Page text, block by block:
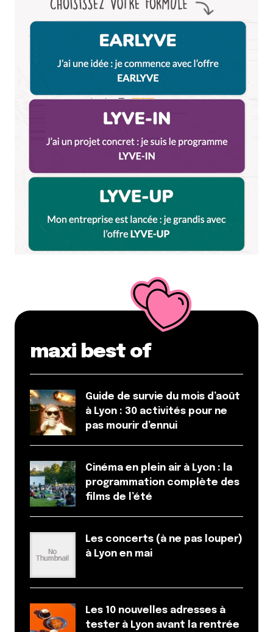
d’autres infos news de la vallée ici
http://www.serreche-ski.netvous trouverez des
infos utiles ainsi qu’un forum de discussion ou poser
vos questions.
Cette station de ski est définitivement géniale! Je
partage tes impressions
Vacances Serre Chevalier
Répondre
[…] avec nostalgie des fois où nous
t’avons emmené à Serre Chevalier ou aux 2 Alpes.
Même quand tu n’avais pas trop envie de bouger,
Semaine Spéciale Pow Pow Pow ! Sur Lyon CityCrunch | Lyon
CityCrunch.net
14 février 2011 à 17 h 39 min
Serre Chevalier est un bon plan car on peut trouver
qui constituent la vallée, avec un domaine skiable
énorme : voir les villages de Serre Che
http://sejours.skidimension.net/location-serre-
chevalier-520000-p1.htm
Répondre
Votre adresse e-mail ne sera pas publiée.
Prévenez-moi de tous les nouveaux commentaires
maxi best of
Guide de survie du mois d’août
à Lyon : 30 activités pour ne
pas mourir d’ennui
Cinéma en plein air à Lyon : la
programmation complète des
films de l’été
Les concerts (à ne pas louper)
à Lyon en mai
Les 10 nouvelles adresses à
tester à Lyon avant la rentrée